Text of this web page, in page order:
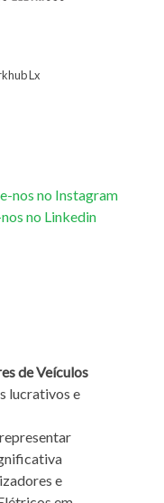
Lx
de Veículos
lucrativos e
e